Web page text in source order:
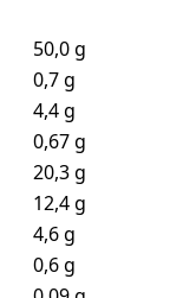
50,0 g
0,7 g
4,4 g
0,67 g
20,3 g
12,4 g
4,6 g
0,6 g